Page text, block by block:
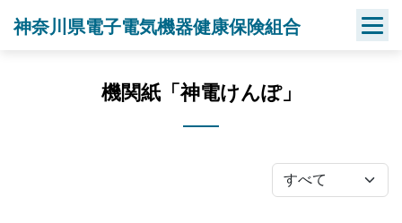
神奈川県電子電気機器健康保険組合
機関紙「神電けんぽ」